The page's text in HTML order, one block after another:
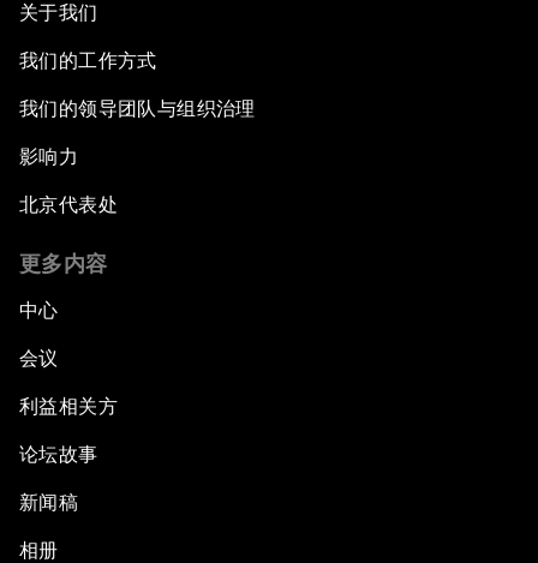
关于我们
我们的工作方式
我们的领导团队与组织治理
影响力
北京代表处
更多内容
中心
会议
利益相关方
论坛故事
新闻稿
相册